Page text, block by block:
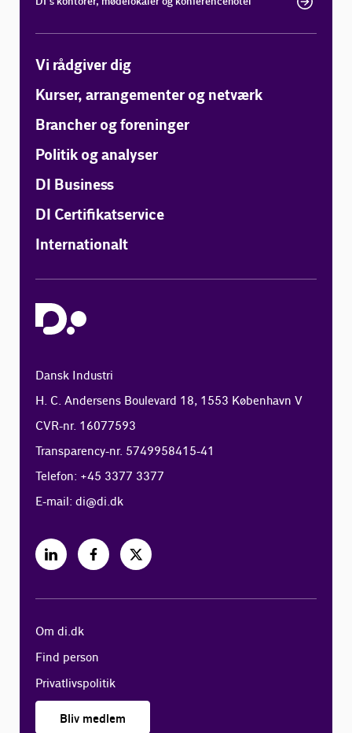
Vi rådgiver dig
Kurser, arrangementer og netværk
Brancher og foreninger
Politik og analyser
DI Business
DI Certifikatservice
Internationalt
Dansk Industri
H. C. Andersens Boulevard 18, 1553 København V
CVR-nr. 16077593
Transparency-nr. 5749958415-41
Telefon: +45 3377 3377
E-mail:di@di.dk
Om di.dk
Find person
Privatlivspolitik
Bliv medlem